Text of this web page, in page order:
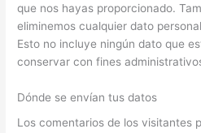
que nos hayas proporcionado.
eliminemos cualquier dato
Esto no incluye ningún dato que
conservar con fines
Dónde se envían tus datos
Los comentarios de los visitantes